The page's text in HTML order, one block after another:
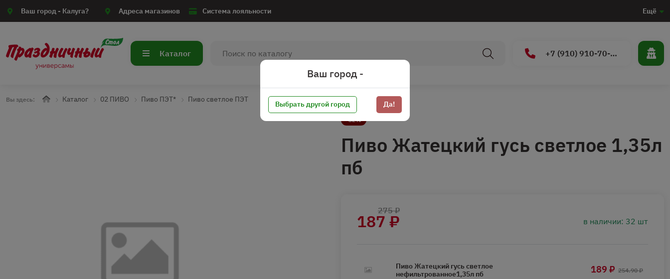
Ваш город - Калуга? Адреса магазинов Система лояльности Ещё
Каталог +7 (910) 910-70-15
Вы здесь: Каталог 02 ПИВО Пиво ПЭТ* Пиво светлое ПЭТ
-32%
Пиво Жатецкий гусь светлое 1,35л
пб
187 ₽
275 ₽
в наличии: 32 шт
Пиво Жатецкий гусь светлое
нефильтрованное1,35л пб
189 ₽ 254.90 ₽
Ваш город -
Выбрать другой город Да!